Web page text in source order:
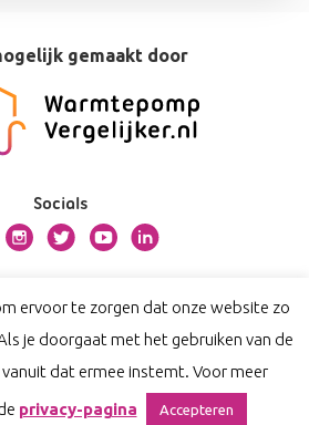
gemaakt door
Socials
Contact
Privacy
Disclaimer
ervoor te zorgen dat onze website zo
je doorgaat met het gebruiken van de
dat ermee instemt. Voor meer
privacy-pagina Accepteren